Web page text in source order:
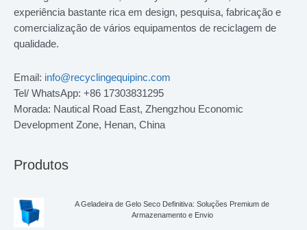
experiência bastante rica em design, pesquisa, fabricação e
comercialização de vários equipamentos de reciclagem de
qualidade.
Email: info@recyclingequipinc.com
Tel/ WhatsApp: +86 17303831295
Morada: Nautical Road East, Zhengzhou Economic
Development Zone, Henan, China
Produtos
A Geladeira de Gelo Seco Definitiva: Soluções Premium de
Armazenamento e Envio